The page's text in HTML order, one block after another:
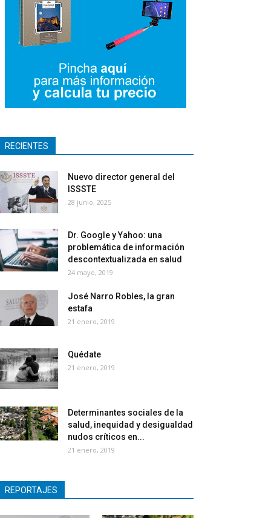
RECIENTES
Nuevo director general del
ISSSTE
28 junio, 2025
Dr. Google y Yahoo: una
problemática de información
descontextualizada en salud
24 mayo, 2019
José Narro Robles, la gran
estafa
21 enero, 2019
Quédate
21 enero, 2019
Determinantes sociales de la
salud, inequidad y desigualdad
nudos críticos en...
21 enero, 2019
REPORTAJES